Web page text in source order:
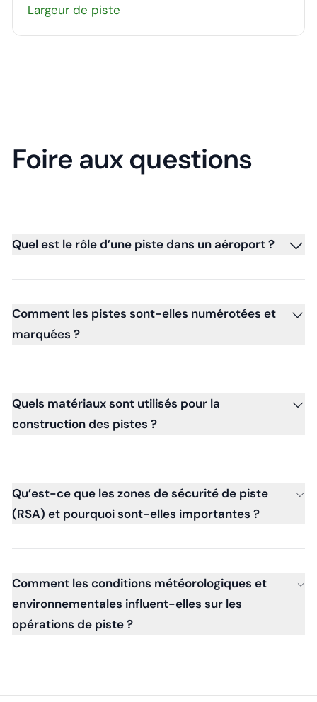
Largeur de piste
Foire aux questions
Quel est le rôle d’une piste dans un aéroport ?
Comment les pistes sont-elles numérotées et
marquées ?
Quels matériaux sont utilisés pour la
construction des pistes ?
Qu’est-ce que les zones de sécurité de piste
(RSA) et pourquoi sont-elles importantes ?
Comment les conditions météorologiques et
environnementales influent-elles sur les
opérations de piste ?